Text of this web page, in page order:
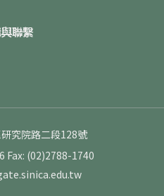
聯繫
究院路二段128號
Fax: (02)2788-1740